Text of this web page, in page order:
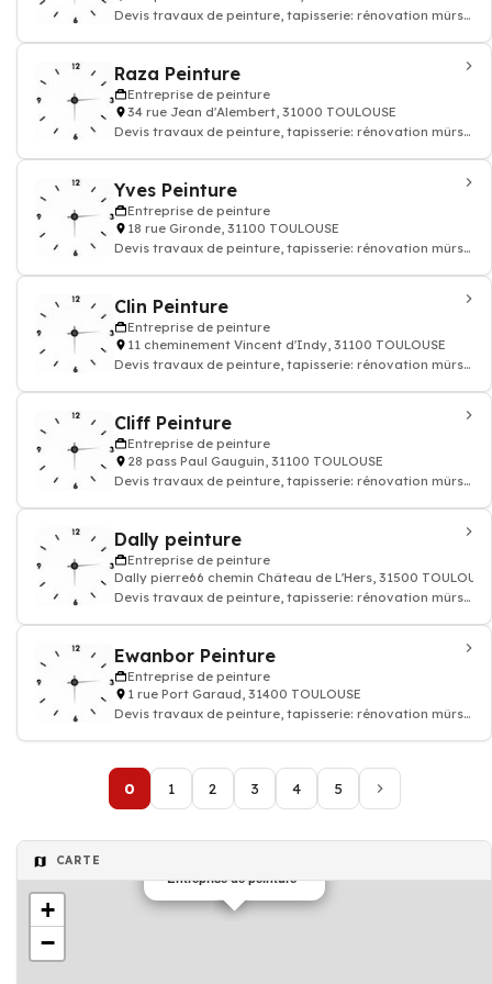
Devis travaux de peinture, tapisserie: rénovation mûrs
Raza Peinture
Entreprise de peinture
34 rue Jean d'Alembert, 31000 TOULOUSE
Devis travaux de peinture, tapisserie: rénovation mûrs
Yves Peinture
Entreprise de peinture
18 rue Gironde, 31100 TOULOUSE
Devis travaux de peinture, tapisserie: rénovation mûrs
Clin Peinture
Entreprise de peinture
11 cheminement Vincent d'Indy, 31100 TOULOUSE
Devis travaux de peinture, tapisserie: rénovation mûrs
Cliff Peinture
Entreprise de peinture
28 pass Paul Gauguin, 31100 TOULOUSE
Devis travaux de peinture, tapisserie: rénovation mûrs
Dally peinture
Entreprise de peinture
Dally pierre66 chemin Château de L'Hers, 31500 TOULOUSE
Devis travaux de peinture, tapisserie: rénovation mûrs
Ewanbor Peinture
Entreprise de peinture
1 rue Port Garaud, 31400 TOULOUSE
Devis travaux de peinture, tapisserie: rénovation mûrs
0 1 2 3 4 5
CARTE
Entreprise de peinture
+
−